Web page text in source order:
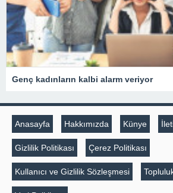
Genç kadınların kalbi alarm veriyor
Anasayfa Hakkımızda Künye
Gizlilik Politikası Çerez Politikası
Kullanıcı ve Gizlilik Sözleşmesi